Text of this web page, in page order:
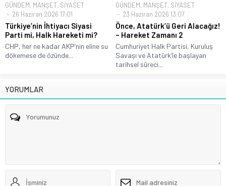
GÜNDEM, MANŞET, SİYASET
26 Haziran 2026 17:01
Türkiye’nin İhtiyacı Siyasi
Parti mi, Halk Hareketi mi?
CHP, her ne kadar AKP’nin eline su
dökemese de özünde...
GÜNDEM, MANŞET, SİYASET
23 Haziran 2026 13:07
Önce, Atatürk’ü Geri Alacağız!
– Hareket Zamanı 2
Cumhuriyet Halk Partisi, Kuruluş
Savaşı ve Atatürk’le başlayan
tarihsel süreci...
YORUMLAR